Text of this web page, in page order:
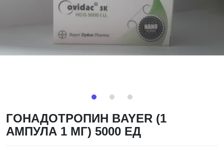
ГОНАДОТРОПИН BAYER (1
АМПУЛА 1 МГ) 5000 ЕД